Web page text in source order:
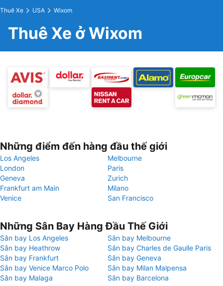
Thuê Xe USA Wixom
Thuê Xe ở Wixom
Những điểm đến hàng đầu thế giới
Los Angeles
Melbourne
London
Paris
Geneva
Zurich
Frankfurt am Main
Milano
Venice
San Francisco
Những Sân Bay Hàng Đầu Thế Giới
Sân bay Los Angeles
Sân bay Melbourne
Sân bay Heathrow
Sân bay Charles de Gaulle Paris
Sân bay Frankfurt
Sân bay Geneva
Sân bay Venice Marco Polo
Sân bay Milan Malpensa
Sân bay Malaga
Sân bay Barcelona